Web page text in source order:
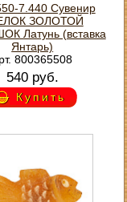
7.440 Сувенир
ЗОЛОТОЙ
Латунь (вставка
Янтарь)
800365508
540 руб.
Купить